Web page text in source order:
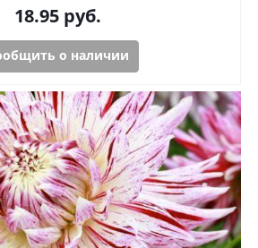
18.95руб.
о наличии